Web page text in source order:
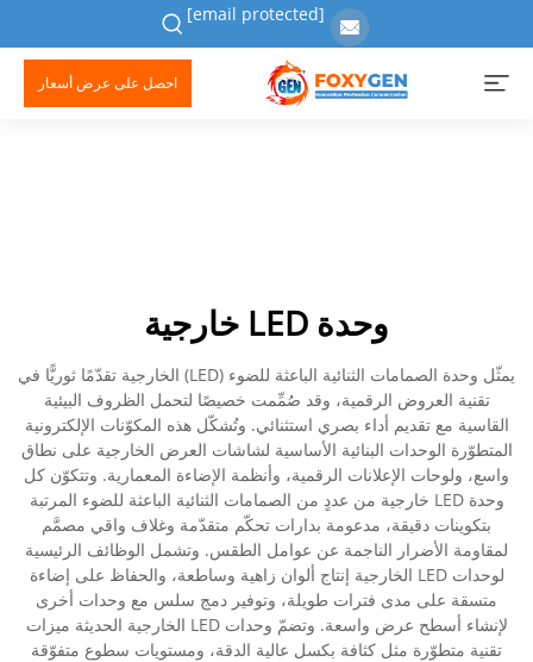
[email protected]
احصل على عرض أسعار
وحدة LED خارجية
يمثّل وحدة الصمامات الثنائية الباعثة للضوء (LED) الخارجية تقدّمًا ثوريًّا في
تقنية العروض الرقمية، وقد صُمِّمت خصيصًا لتحمل الظروف البيئية
القاسية مع تقديم أداء بصري استثنائي. وتُشكّل هذه المكوّنات الإلكترونية
المتطوّرة الوحدات البنائية الأساسية لشاشات العرض الخارجية على نطاق
واسع، ولوحات الإعلانات الرقمية، وأنظمة الإضاءة المعمارية. وتتكوّن كل
وحدة LED خارجية من عددٍ من الصمامات الثنائية الباعثة للضوء المرتبة
بتكوينات دقيقة، مدعومة بدارات تحكّم متقدّمة وغلاف واقي مصمَّم
لمقاومة الأضرار الناجمة عن عوامل الطقس. وتشمل الوظائف الرئيسية
لوحدات LED الخارجية إنتاج ألوان زاهية وساطعة، والحفاظ على إضاءة
متسقة على مدى فترات طويلة، وتوفير دمج سلس مع وحدات أخرى
لإنشاء أسطح عرض واسعة. وتضمّ وحدات LED الخارجية الحديثة ميزات
تقنية متطوّرة مثل كثافة بكسل عالية الدقة، ومستويات سطوع متفوّقة